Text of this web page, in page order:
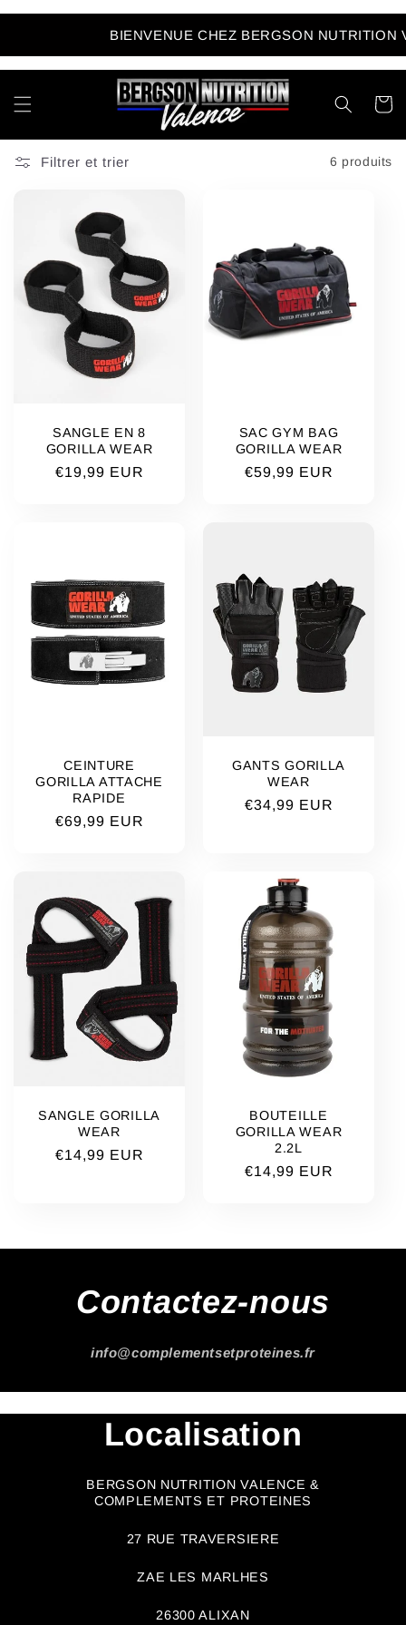
contenu
BIENVENUE CHEZ BERGSON NUTRITION
Panier
Filtrer et trier 6 produits
SANGLE EN 8
GORILLA WEAR
Prix
€19,99 EUR
SAC GYM BAG
GORILLA WEAR
Prix
€59,99 EUR
CEINTURE
GORILLA ATTACHE
RAPIDE
Prix
€69,99 EUR
GANTS GORILLA
WEAR
Prix
€34,99 EUR
SANGLE GORILLA
WEAR
Prix
€14,99 EUR
BOUTEILLE
GORILLA WEAR
2.2L
Prix
€14,99 EUR
Contactez-nous
info@complementsetproteines.fr
Localisation
BERGSON NUTRITION VALENCE &
COMPLEMENTS ET PROTEINES
27 RUE TRAVERSIERE
ZAE LES MARLHES
26300 ALIXAN